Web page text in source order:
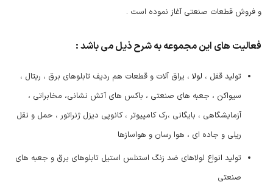
و فروش قطعات صنعتی آغاز نموده است .
فعالیت های این مجموعه به شرح ذیل می باشد :
تولید قفل ، لولا ، یراق آلات و قطعات هم ردیف تابلوهای برق ، ریتال ،
سیواکن ، جعبه های صنعتی ، باکس های آتش نشانی، مخابراتی ،
آزمایشگاهی ، بایگانی ،رک کامپیوتر ، کانوپی دیزل ژنراتور ، حمل و نقل
ریلی و جاده ای ، هوا رسان و هواسازها
تولید انواع لولاهای ضد زنگ استنلس استیل تابلوهای برق و جعبه های
صنعتی